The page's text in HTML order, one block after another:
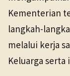
Kementerian
langkah-
melalui kerja
Keluarga